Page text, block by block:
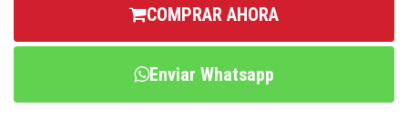
COMPRAR AHORA
Enviar Whatsapp